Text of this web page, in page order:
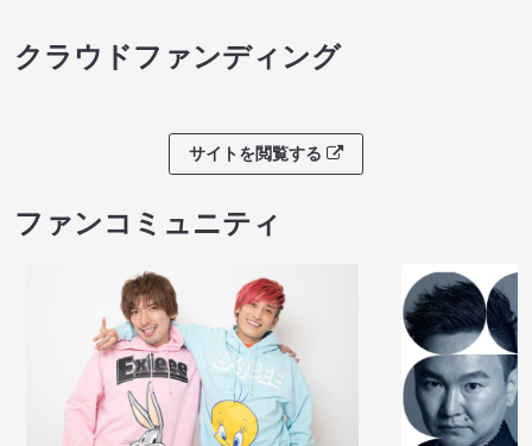
クラウドファンディング
サイトを閲覧する
ファンコミュニティ